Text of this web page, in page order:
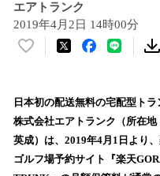
エアトランク
2019年4月2日 14時00分
い
！
数
を
読
日本初の配送無料の宅配型ト
株式会社エアトランク（所在
英成）は、2019年4月1日より
ゴルフ場予約サイト『楽天